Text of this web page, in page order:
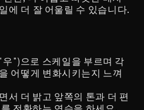
에 더 잘 어울릴 수 있습니다.
")으로 스케일을 부르며 각
어떻게 변화시키는지 느껴
서 더 밝고 앞쪽의 톤과 더 편